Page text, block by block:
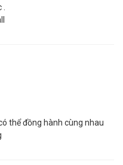
thể đồng hành cùng nhau